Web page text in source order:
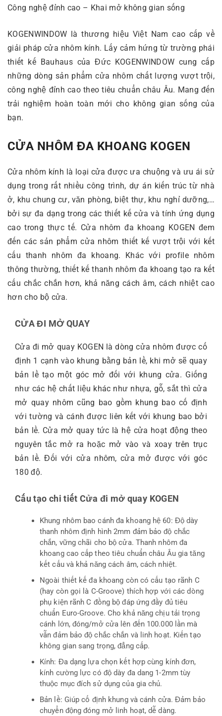
Công nghệ đỉnh cao – Khai mở không gian sống
KOGENWINDOW là thương hiệu Việt Nam cao cấp về
giải pháp cửa nhôm kính. Lấy cảm hứng từ trường phái
thiết kế Bauhaus của Đức KOGENWINDOW cung cấp
những dòng sản phẩm cửa nhôm chất lượng vượt trội,
công nghệ đỉnh cao theo tiêu chuẩn châu Âu. Mang đến
trải nghiệm hoàn toàn mới cho không gian sống của
bạn.
CỬA NHÔM ĐA KHOANG KOGEN
Cửa nhôm kính là loại cửa được ưa chuộng và ưu ái sử
dụng trong rất nhiều công trình, dự án kiến trúc từ nhà
ở, khu chung cư, văn phòng, biệt thự, khu nghỉ dưỡng,…
bởi sự đa dạng trong các thiết kế cửa và tính ứng dụng
cao trong thực tế. Cửa nhôm đa khoang KOGEN đem
đến các sản phẩm cửa nhôm thiết kế vượt trội với kết
cấu thanh nhôm đa khoang. Khác với profile nhôm
thông thường, thiết kế thanh nhôm đa khoang tạo ra kết
cấu chắc chắn hơn, khả năng cách âm, cách nhiệt cao
hơn cho bộ cửa.
CỬA ĐI MỞ QUAY
Cửa đi mở quay KOGEN là dòng cửa nhôm được cố
định 1 cạnh vào khung bằng bản lề, khi mở sẽ quay
bản lề tạo một góc mở đối với khung cửa. Giống
như các hệ chất liệu khác như nhựa, gỗ, sắt thì cửa
mở quay nhôm cũng bao gồm khung bao cố định
với tường và cánh được liên kết với khung bao bởi
bản lề. Cửa mở quay tức là hệ cửa hoạt động theo
nguyên tắc mở ra hoặc mở vào và xoay trên trục
bản lề. Đối với cửa nhôm, cửa mở được với góc
180 độ.
Cấu tạo chi tiết Cửa đi mở quay KOGEN
Khung nhôm bao cánh đa khoang hệ 60: Độ dày
thanh nhôm định hình 2mm đảm bảo độ chắc
chắn, vững chãi cho bộ cửa. Thanh nhôm đa
khoang cao cấp theo tiêu chuẩn châu Âu gia tăng
kết cấu và khả năng cách âm, cách nhiệt.
Ngoài thiết kế đa khoang còn có cấu tạo rãnh C
(hay còn gọi là C-Groove) thích hợp với các dòng
phụ kiện rãnh C đồng bộ đáp ứng đầy đủ tiêu
chuẩn Euro-Groove. Cho khả năng chịu tải trọng
cánh lớn, đóng/mở cửa lên đến 100.000 lần mà
vẫn đảm bảo độ chắc chắn và linh hoạt. Kiến tạo
không gian sang trọng, đẳng cấp.
Kính: Đa dạng lựa chọn kết hợp cùng kính đơn,
kính cường lực có độ dày đa dang 1-2mm tùy
thuộc mục đích sử dụng của gia chủ.
Bản lề: Giúp cố định khung và cánh cửa. Đảm bảo
chuyển động đóng mở linh hoạt, dễ dàng.